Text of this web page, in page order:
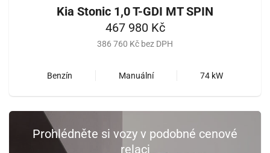
Kia Stonic 1,0 T-GDI MT SPIN
467 980 Kč
386 760 Kč bez DPH
Benzín Manuální 74 kW
Prohlédněte si vozy v podobné cenové
relaci